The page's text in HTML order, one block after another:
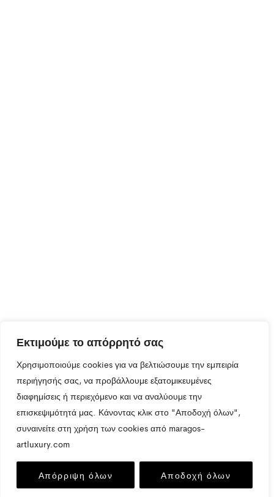
Εκτιμούμε το απόρρητό σας
Χρησιμοποιούμε cookies για να βελτιώσουμε την εμπειρία
περιήγησής σας, να προβάλλουμε εξατομικευμένες
διαφημίσεις ή περιεχόμενο και να αναλύουμε την
επισκεψιμότητά μας. Κάνοντας κλικ στο "Αποδοχή όλων",
συναινείτε στη χρήση των cookies από maragos-
artluxury.com
Απόρριψη όλων Αποδοχή όλων